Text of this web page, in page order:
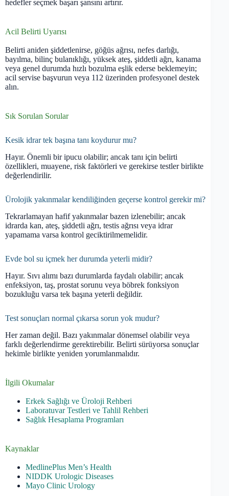
hedefler seçmek başarı şansını artırır.
Acil Belirti Uyarısı
Belirti aniden şiddetlenirse, göğüs ağrısı, nefes darlığı,
bayılma, bilinç bulanıklığı, yüksek ateş, şiddetli ağrı, kanama
veya genel durumda hızlı bozulma eşlik ederse beklemeyin;
acil servise başvurun veya 112 üzerinden profesyonel destek
alın.
Sık Sorulan Sorular
Kesik idrar tek başına tanı koydurur mu?
Hayır. Önemli bir ipucu olabilir; ancak tanı için belirti
özellikleri, muayene, risk faktörleri ve gerekirse testler birlikte
değerlendirilir.
Ürolojik yakınmalar kendiliğinden geçerse kontrol gerekir mi?
Tekrarlamayan hafif yakınmalar bazen izlenebilir; ancak
idrarda kan, ateş, şiddetli ağrı, testis ağrısı veya idrar
yapamama varsa kontrol geciktirilmemelidir.
Evde bol su içmek her durumda yeterli midir?
Hayır. Sıvı alımı bazı durumlarda faydalı olabilir; ancak
enfeksiyon, taş, prostat sorunu veya böbrek fonksiyon
bozukluğu varsa tek başına yeterli değildir.
Test sonuçları normal çıkarsa sorun yok mudur?
Her zaman değil. Bazı yakınmalar dönemsel olabilir veya
farklı değerlendirme gerektirebilir. Belirti sürüyorsa sonuçlar
hekimle birlikte yeniden yorumlanmalıdır.
İlgili Okumalar
Erkek Sağlığı ve Üroloji Rehberi
Laboratuvar Testleri ve Tahlil Rehberi
Sağlık Hesaplama Programları
Kaynaklar
MedlinePlus Men’s Health
NIDDK Urologic Diseases
Mayo Clinic Urology